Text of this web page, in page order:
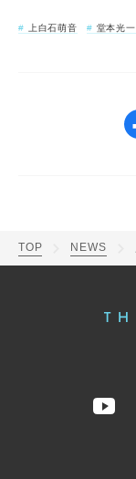
上白石萌音 堂本光一
TOP NEWS